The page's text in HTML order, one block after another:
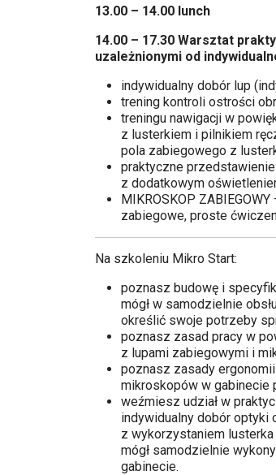
13.00 – 14.00 lunch
14.00 – 17.30 Warsztat
uzależnionymi od
indywidualny dobór lup
trening kontroli ostrości
treningu nawigacji w
z lusterkiem i pilnikiem
pola zabiegowego z
praktyczne
z dodatkowym
MIKROSKOP
zabiegowe, proste
Na szkoleniu Mikro Start:
poznasz budowę i
mógł w samodzielnie
określić swoje potrzeby
poznasz zasad pracy w
z lupami zabiegowymi i
poznasz zasady
mikroskopów w gabinecie
weźmiesz udział w
indywidualny dobór optyki
z wykorzystaniem
mógł samodzielnie
gabinecie.